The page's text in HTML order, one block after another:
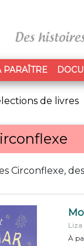
PARAÎTRE
de livres
Circonflexe,
Liza
À